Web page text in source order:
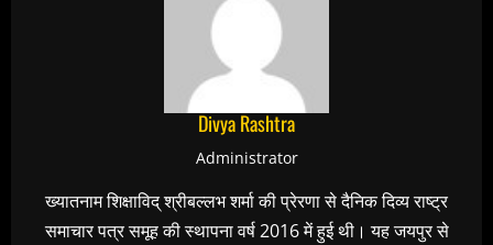
Divya Rashtra
Administrator
ख्यातनाम शिक्षाविद् श्रीबल्लभ शर्मा की प्रेरणा से दैनिक दिव्य राष्ट्र
समाचार पत्र समूह की स्थापना वर्ष 2016 में हुई थी। यह जयपुर से